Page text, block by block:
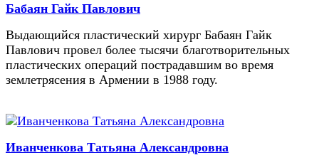
Бабаян Гайк Павлович
Выдающийся пластический хирург Бабаян Гайк
Павлович провел более тысячи благотворительных
пластических операций пострадавшим во время
землетрясения в Армении в 1988 году.
Иванченкова Татьяна Александровна